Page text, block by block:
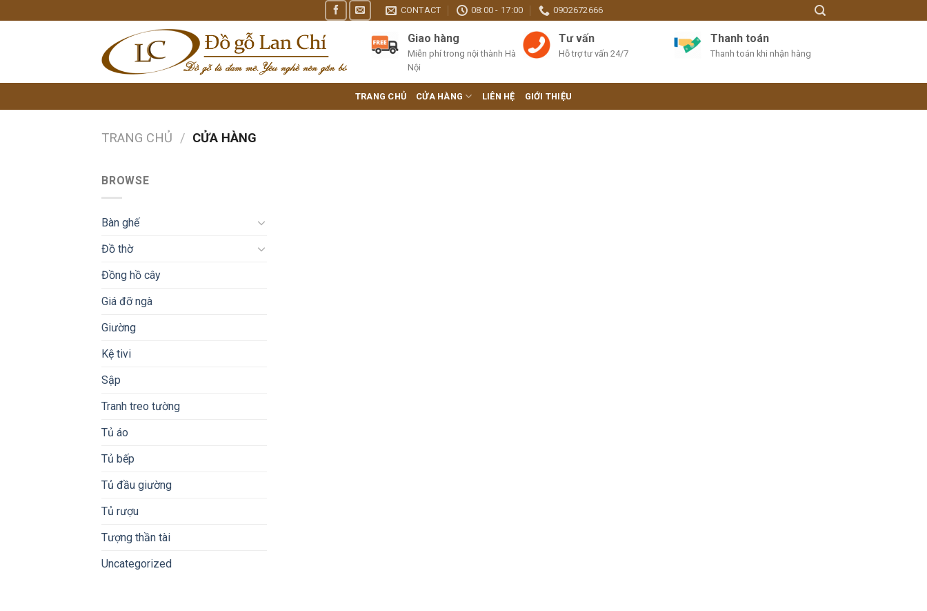
CONTACT 08:00 - 17:00 0902672666
Giao hàng
Miễn phí trong nội thành Hà
Nội
Tư vấn
Hỗ trợ tư vấn 24/7
Thanh toán
Thanh toán khi nhận hàng
TRANG CHỦ CỬA HÀNG LIÊN HỆ GIỚI THIỆU
TRANG CHỦ / CỬA HÀNG
BROWSE
Bàn ghế
Đồ thờ
Đồng hồ cây
Giá đỡ ngà
Giường
Kệ tivi
Sập
Tranh treo tường
Tủ áo
Tủ bếp
Tủ đầu giường
Tủ rượu
Tượng thần tài
Uncategorized